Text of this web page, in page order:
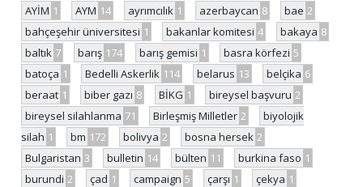
AYİM 1 AYM 14 ayrımcılık 1 azerbaycan 8 bae 2
bahçeşehir üniversitesi 1 bakanlar komitesi 4 bakaya 8
baltık 7 barış 174 barış gemisi 1 basra körfezi 5
batoça 1 Bedelli Askerlik 114 belarus 13 belçika 6
beraat 1 biber gazı 8 BİKG 1 bireysel başvuru 2
bireysel silahlanma 71 Birleşmiş Milletler 2
biyolojik
silah 1 bm 172 bolivya 2 bosna hersek 2
Bulgaristan 3 bulletin 14 bülten 11 burkina faso 1
burundi 2 çad 1 campaign 5 çarşı 1 çekya 1